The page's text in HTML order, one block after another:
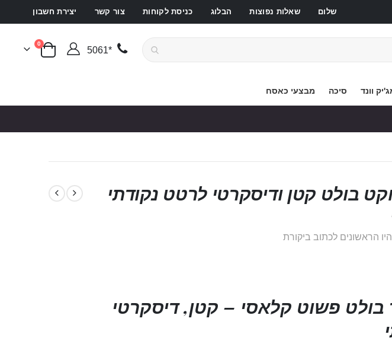
שלום שאלות נפוצות הבלוג כניסת לקוחות צור קשר יצירת חשבון
*5061
סל קניות
0פריטים
וונד סיכה מבצעי כאסח
בולט קטן ודיסקרטי לרטט נקודתי
היו הראשונים לכתוב ביקורת
בולט פשוט קלאסי – קטן, דיסקרטי